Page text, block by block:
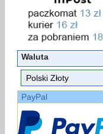
Waluta
PayPal